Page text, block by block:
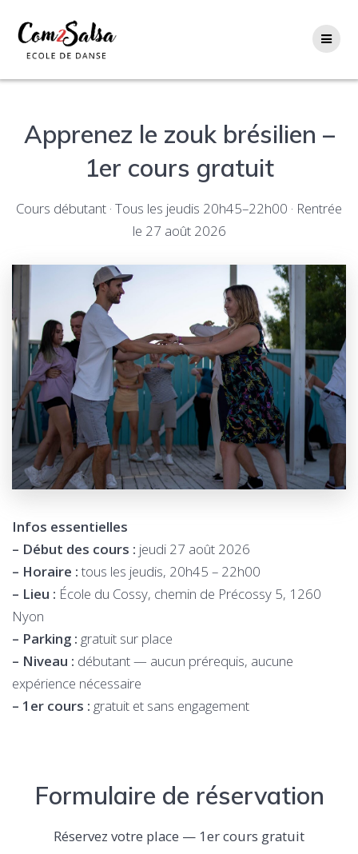
Apprenez le zouk brésilien –
1er cours gratuit
Cours débutant · Tous les jeudis 20h45–22h00 · Rentrée
le 27 août 2026
Infos essentielles
– Début des cours : jeudi 27 août 2026
– Horaire :tous les jeudis, 20h45 – 22h00
– Lieu : École du Cossy, chemin de Précossy 5, 1260
Nyon
– Parking : gratuit sur place
– Niveau : débutant — aucun prérequis, aucune
expérience nécessaire
– 1er cours : gratuit et sans engagement
Formulaire de réservation
Réservez votre place — 1er cours gratuit